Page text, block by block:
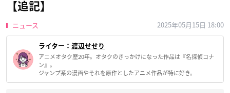
【追記】
ニュース 2025年05月15日 18:00
ライター： 渡辺せせり
アニメオタク歴20年。オタクのきっかけになった作品は『名探偵コナ
ン』。
ジャンプ系の漫画やそれを原作としたアニメ作品が特に好き。